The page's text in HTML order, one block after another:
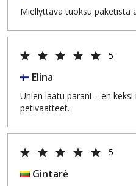
Miellyttävä tuoksu paketista
5
Elina
Unien laatu parani – en
petivaatteet.
5
Gintarė